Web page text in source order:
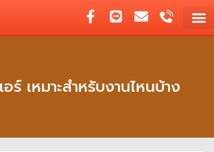
ร์ เหมาะสำหรับงานไหนบ้าง